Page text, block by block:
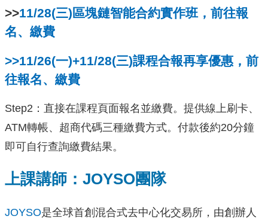
>>11/28(三)區塊鏈智能合約實作班，前往報
名、繳費
>>11/26(一)+11/28(三)課程合報再享優惠，前
往報名、繳費
Step2：直接在課程頁面報名並繳費。提供線上刷卡、
ATM轉帳、超商代碼三種繳費方式。付款後約20分鐘
即可自行查詢繳費結果。
上課講師：JOYSO團隊
JOYSO是全球首創混合式去中心化交易所，由創辦人